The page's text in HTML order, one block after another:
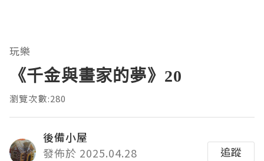
玩樂
《千金與畫家的夢》20
瀏覽次數:280
後備小屋
發佈於 2025.04.28
追蹤